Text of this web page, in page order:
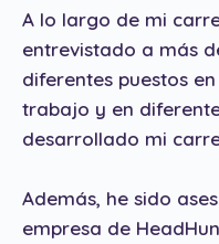
A lo largo de mi
entrevistado a más
diferentes puestos
trabajo y en
desarrollado mi
Además, he sido
empresa de